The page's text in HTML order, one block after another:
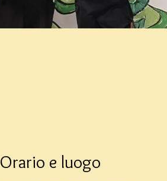
Orario e luogo